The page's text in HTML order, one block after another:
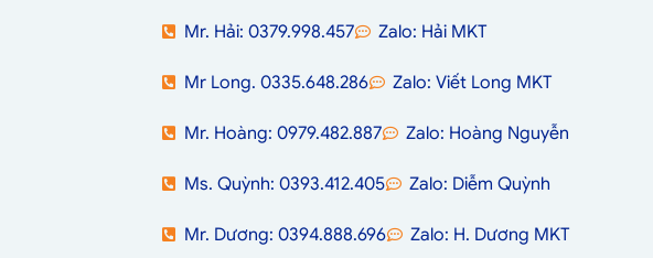
Mr. Hải: 0379.998.457 Zalo: Hải MKT
Mr Long. 0335.648.286 Zalo: Viết Long MKT
Mr. Hoàng: 0979.482.887 Zalo: Hoàng Nguyễn
Ms. Quỳnh: 0393.412.405 Zalo: Diễm Quỳnh
Mr. Dương: 0394.888.696 Zalo: H. Dương MKT